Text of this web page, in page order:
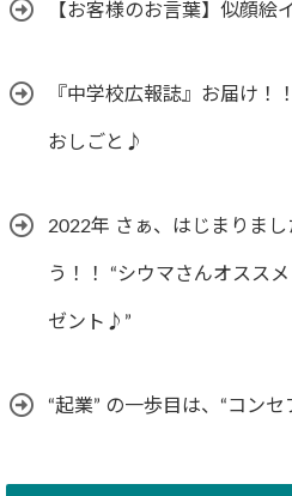
【お客様のお言葉】似顔絵
『中学校広報誌』お届け
おしごと♪
2022年 さぁ、はじまりま
う！！ “シウマさんオスス
ゼント♪”
“起業” の一歩目は、“コンセ